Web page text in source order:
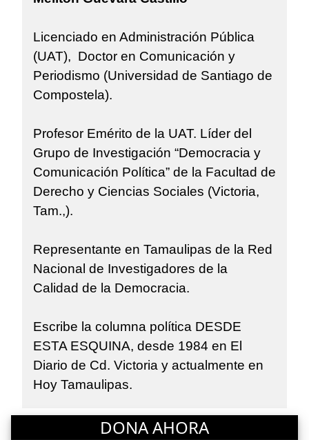
Licenciado en Administración Pública
(UAT), Doctor en Comunicación y
Periodismo (Universidad de Santiago de
Compostela).
Profesor Emérito de la UAT. Líder del
Grupo de Investigación “Democracia y
Comunicación Política” de la Facultad de
Derecho y Ciencias Sociales (Victoria,
Tam.,).
Representante en Tamaulipas de la Red
Nacional de Investigadores de la
Calidad de la Democracia.
Escribe la columna política DESDE
ESTA ESQUINA, desde 1984 en El
Diario de Cd. Victoria y actualmente en
Hoy Tamaulipas.
DONA AHORA